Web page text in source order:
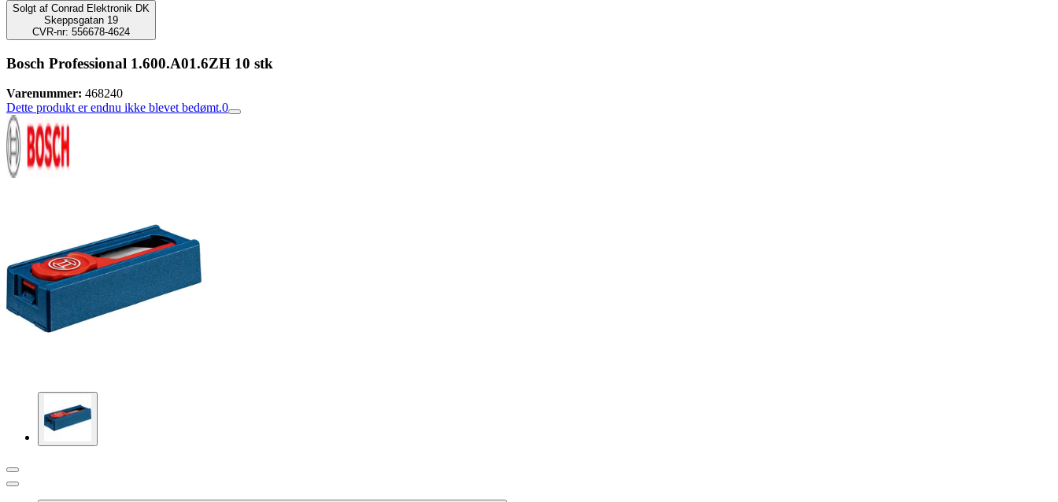
Solgt af Conrad Elektronik DK
Skeppsgatan 19
CVR-nr: 556678-4624
Bosch Professional 1.600.A01.6ZH 10 stk
Varenummer: 468240
Dette produkt er endnu ikke blevet bedømt.0